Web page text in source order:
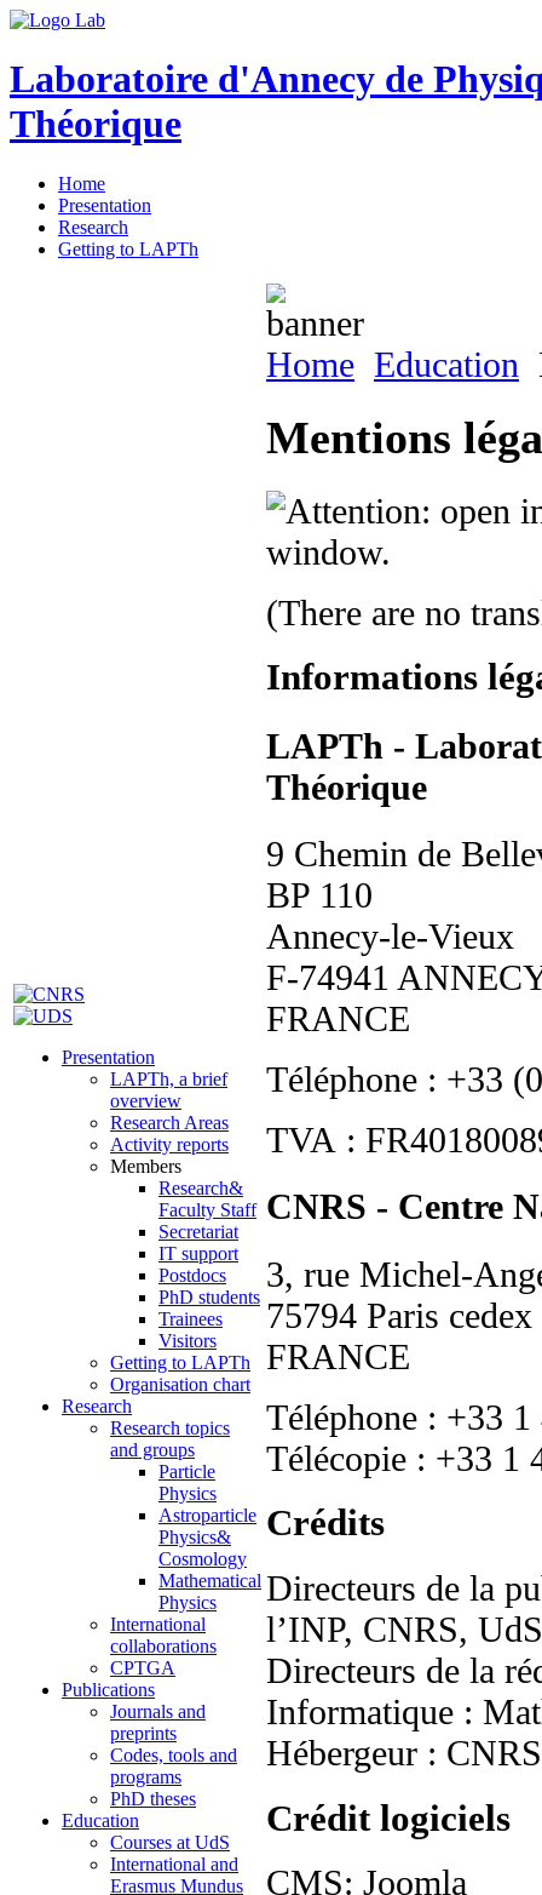
Laboratoire d'Annecy de
Théorique
Home
Presentation
Research
Getting to LAPTh
Presentation
LAPTh, a brief
overview
Research Areas
Activity reports
Members
Research&
Faculty Staff
Secretariat
IT support
Postdocs
PhD students
Trainees
Visitors
Getting to LAPTh
Organisation chart
Research
Research topics
and groups
Particle
Physics
Astroparticle
Physics&
Cosmology
Mathematical
Physics
International
collaborations
CPTGA
Publications
Journals and
preprints
Codes, tools and
programs
PhD theses
Education
Courses at UdS
International and
Erasmus Mundus
Home Education
Mentions
(There are no
Informations
LAPTh -
Théorique
9 Chemin de
BP 110
Annecy-le-Vieux
F-74941
FRANCE
Téléphone : +33
TVA :
CNRS - Centre
3, rue Michel-
75794 Paris cedex
FRANCE
Téléphone : +33
Télécopie : +33 1
Crédits
Directeurs de la
l’INP, CNRS,
Directeurs de la
Informatique :
Hébergeur :
Crédit logiciels
CMS: Joomla